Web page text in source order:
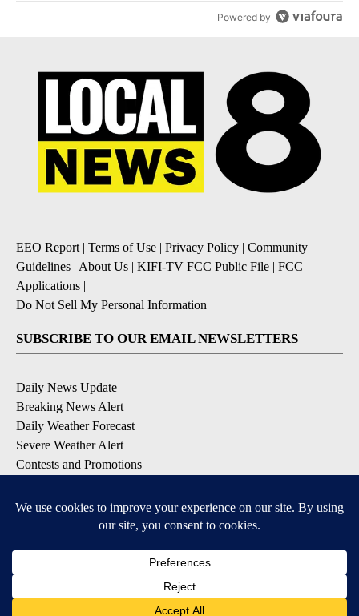
Powered by
EEO Report | Terms of Use | Privacy Policy | Community
Guidelines | About Us | KIFI-TV FCC Public File | FCC
Applications |
Do Not Sell My Personal Information
SUBSCRIBE TO OUR EMAIL NEWSLETTERS
Daily News Update
Breaking News Alert
Daily Weather Forecast
Severe Weather Alert
Contests and Promotions